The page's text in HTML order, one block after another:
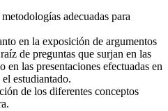
adecuadas para
en la exposición de argumentos
de preguntas que surjan en las
en las presentaciones efectuadas en
estudiantado.
de los diferentes conceptos